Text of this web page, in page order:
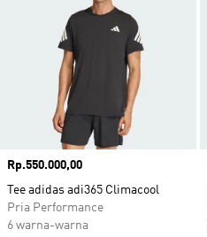
Harga
Rp.550.000,00
Tee adidas adi365 Climacool
Pria Performance
6 warna-warna